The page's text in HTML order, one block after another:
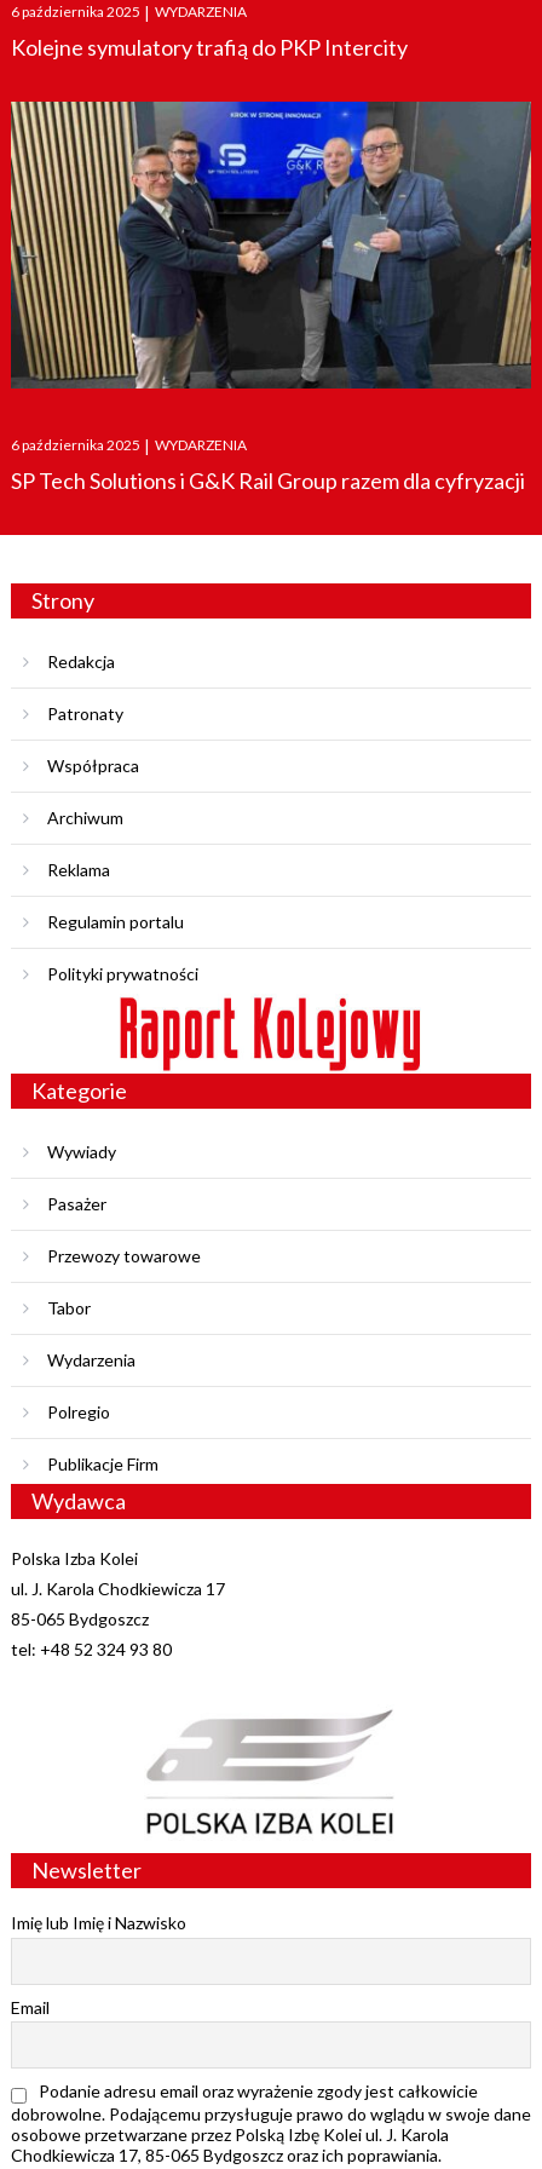
Posted
on
6 października 2025 | WYDARZENIA
Kolejne symulatory trafią do PKP Intercity
Posted
on
6 października 2025 | WYDARZENIA
SP Tech Solutions i G&K Rail Group razem dla cyfryzacji
Strony
Redakcja
Patronaty
Współpraca
Archiwum
Reklama
Regulamin portalu
Polityki prywatności
Kategorie
Wywiady
Pasażer
Przewozy towarowe
Tabor
Wydarzenia
Polregio
Publikacje Firm
Wydawca
Polska Izba Kolei
ul. J. Karola Chodkiewicza 17
85-065 Bydgoszcz
tel: +48 52 324 93 80
Newsletter
Imię lub Imię i Nazwisko
Email
Podanie adresu email oraz wyrażenie zgody jest całkowicie
dobrowolne. Podającemu przysługuje prawo do wglądu w swoje dane
osobowe przetwarzane przez Polską Izbę Kolei ul. J. Karola
Chodkiewicza 17, 85-065 Bydgoszcz oraz ich poprawiania.